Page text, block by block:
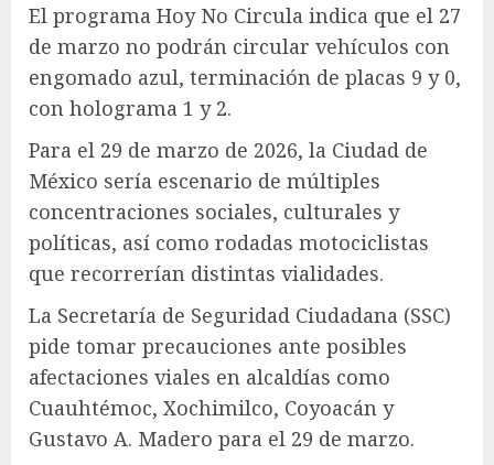
El programa Hoy No Circula indica que el 27
de marzo no podrán circular vehículos con
engomado azul, terminación de placas 9 y 0,
con holograma 1 y 2.
Para el 29 de marzo de 2026, la Ciudad de
México sería escenario de múltiples
concentraciones sociales, culturales y
políticas, así como rodadas motociclistas
que recorrerían distintas vialidades.
La Secretaría de Seguridad Ciudadana (SSC)
pide tomar precauciones ante posibles
afectaciones viales en alcaldías como
Cuauhtémoc, Xochimilco, Coyoacán y
Gustavo A. Madero para el 29 de marzo.